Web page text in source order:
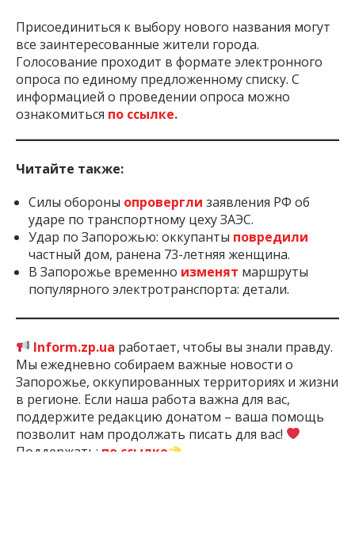
Присоединиться к выбору нового названия могут
все заинтересованные жители города.
Голосование проходит в формате электронного
опроса по единому предложенному списку. С
информацией о проведении опроса можно
ознакомиться по ссылке.
Читайте также:
Силы обороны опровергли заявления РФ об
ударе по транспортному цеху ЗАЭС.
Удар по Запорожью: оккупанты повредили
частный дом, ранена 73-летняя женщина.
В Запорожье временно изменят маршруты
популярного электротранспорта: детали.
Inform.zp.ua работает, чтобы вы знали правду.
Мы ежедневно собираем важные новости о
Запорожье, оккупированных территориях и жизни
в регионе. Если наша работа важна для вас,
поддержите редакцию донатом – ваша помощь
позволит нам продолжать писать для вас!
Поддержать: по ссылке